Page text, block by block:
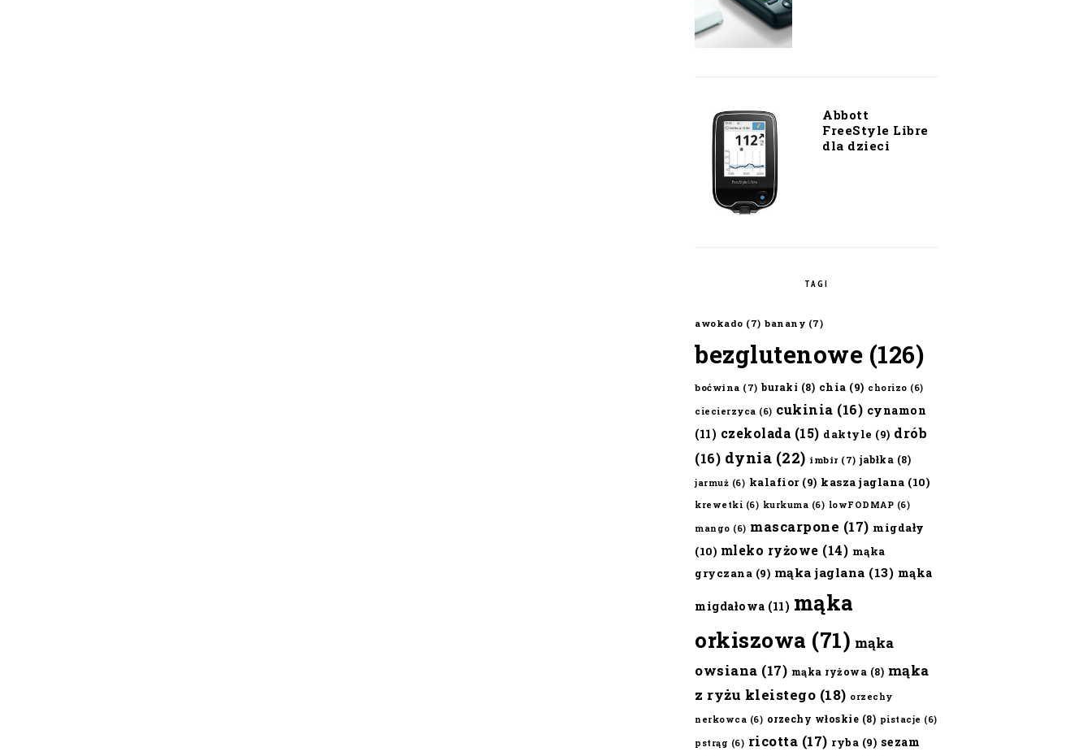
Abbott
FreeStyle Libre
dla dzieci
TAGI
awokado (7) banany (7)
bezglutenowe (126)
boćwina (7) buraki (8) chia (9) chorizo (6)
ciecierzyca (6) cukinia (16) cynamon
(11) czekolada (15) daktyle (9) drób
(16) dynia (22) imbir (7) jabłka (8)
jarmuż (6) kalafior(9) kasza jaglana (10)
krewetki (6) kurkuma (6) lowFODMAP (6)
mango (6) mascarpone (17) migdały
(10) mleko ryżowe (14) mąka
gryczana (9) mąka jaglana (13) mąka
migdałowa (11) mąka
orkiszowa (71) mąka
owsiana (17) mąka ryżowa (8) mąka
z ryżu kleistego (18) orzechy
nerkowca (6) orzechy włoskie (8) pistacje (6)
pstrąg (6) ricotta (17) ryba (9) sezam